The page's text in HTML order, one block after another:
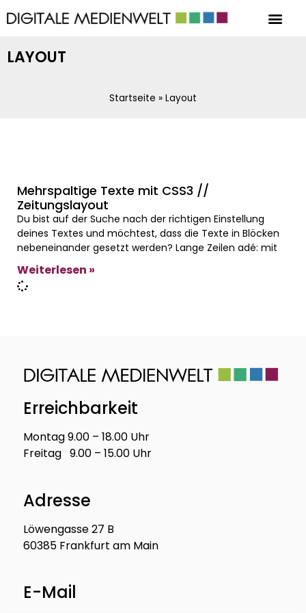
LAYOUT
Startseite » Layout
Mehrspaltige Texte mit CSS3 //
Zeitungslayout
Du bist auf der Suche nach der richtigen Einstellung
deines Textes und möchtest, dass die Texte in Blöcken
nebeneinander gesetzt werden? Lange Zeilen adé: mit
Weiterlesen »
Erreichbarkeit
Montag 9.00 – 18.00 Uhr
Freitag 9.00 – 15.00 Uhr
Adresse
Löwengasse 27 B
60385 Frankfurt am Main
E-Mail